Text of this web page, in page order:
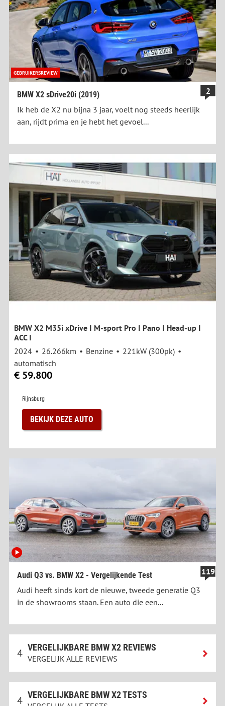
GEBRUIKERSREVIEW
BMW X2 sDrive20i (2019)
2
Ik heb de X2 nu bijna 3 jaar, voelt nog steeds heerlijk
aan, rijdt prima en je hebt het gevoel...
BMW X2 M35i xDrive I M-sport Pro I Pano I Head-up I
ACC I
2024
26.266km Benzine
221kW (300pk)
automatisch
€ 59.800
Rijnsburg
BEKIJK DEZE AUTO
Audi Q3 vs. BMW X2 - Vergelijkende Test
119
Audi heeft sinds kort de nieuwe, tweede generatie Q3
in de showrooms staan. Een auto die een...
4 VERGELIJKBARE BMW X2 REVIEWS
VERGELIJK ALLE REVIEWS
4 VERGELIJKBARE BMW X2 TESTS